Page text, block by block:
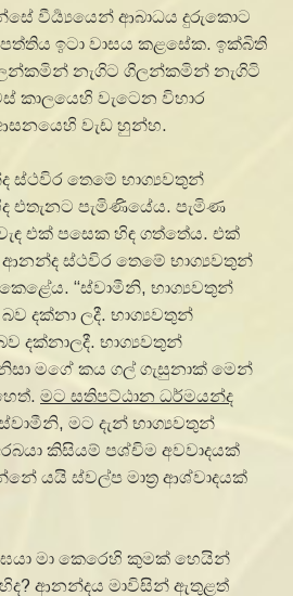
වීර්‍ය්‍යයෙන් ආබාධය දුරුකොට
ඉටා වාසය කළසේක. ඉක්බිති
නැගිට ගිලන්කමින් නැගිටි
වැටෙන විහාර
වැඩ හුන්හ.
තෙමේ භාග්‍යවතුන්
එතැනට පැමිණියේය. පැමිණ
එක් පසෙක හිඳ ගත්තේය. එක්
ස්ථවිර තෙමේ භාග්‍යවතුන්
“ස්වාමීනි, භාග්‍යවතුන්
දක්නා ලදී. භාග්‍යවතුන්
දක්නාලදී. භාග්‍යවතුන්
මගේ කය ගල් ගැසුනාක් මෙන්
මට සතිපට්ඨාන ධර්මයන්ද
මට දැන් භාග්‍යවතුන්
කිසියම් පශ්චිම අවවාදයක්
යයි ස්වල්ප මාත්‍ර ආශ්වාදයක්
මා කෙරෙහි කුමක් හෙයින්
ආනන්දය මාවිසින් ඇතුළත්